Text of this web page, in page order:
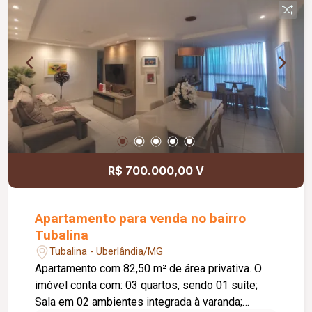
R$ 700.000,00 V
Apartamento para venda no bairro
Tubalina
Tubalina - Uberlândia/MG
Apartamento com 82,50 m² de área privativa. O
imóvel conta com: 03 quartos, sendo 01 suíte;
Sala em 02 ambientes integrada à varanda;